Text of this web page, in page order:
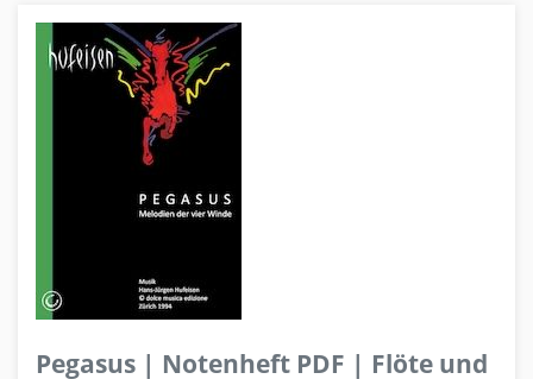
Pegasus | Notenheft PDF | Flöte und